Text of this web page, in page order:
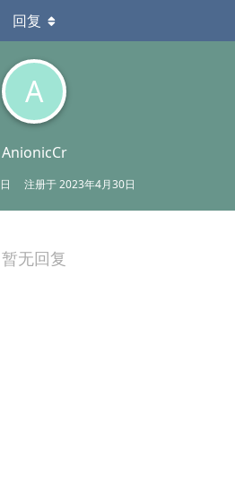
A
AnionicCr
注册于2023年4月30日
回复
暂无回复